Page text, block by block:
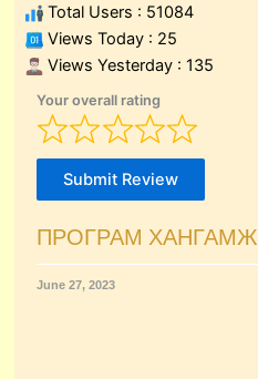
Total Users : 51084
Views Today : 25
Views Yesterday : 135
Your overall rating
Submit Review
ПРОГРАМ ХАНГАМЖ
June 27, 2023